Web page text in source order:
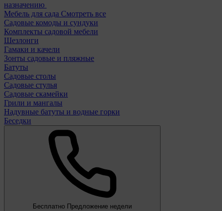
назначению
Мебель для сада Смотреть все
Садовые комоды и сундуки
Комплекты садовой мебели
Шезлонги
Гамаки и качели
Зонты садовые и пляжные
Батуты
Садовые столы
Садовые стулья
Садовые скамейки
Грили и мангалы
Надувные батуты и водные горки
Беседки
Бесплатно Предложение недели